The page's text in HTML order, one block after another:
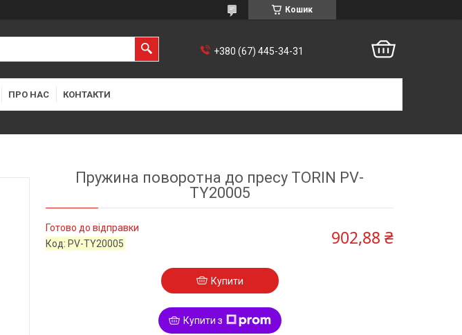
Кошик
+380 (67) 445-34-31
ПРО НАС КОНТАКТИ
Пружина поворотна до пресу TORIN PV-
TY20005
Готово до відправки
Код: PV-TY20005 902,88 ₴
Купити
Купити з